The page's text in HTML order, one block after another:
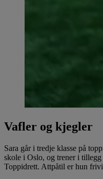
Vafler og kjegler
Sara går i tredje klasse på
skole i Oslo, og trener i
Toppidrett. Attpåtil er hun